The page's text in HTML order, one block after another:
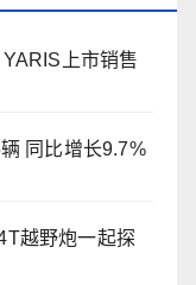
上市销售
同比增长9.7%
越野炮一起探